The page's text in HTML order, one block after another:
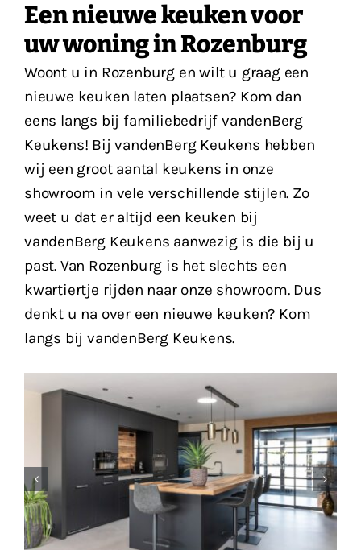
Een nieuwe keuken voor
uw woning in Rozenburg
Woont u in Rozenburg en wilt u graag een
nieuwe keuken laten plaatsen? Kom dan
eens langs bij familiebedrijf vandenBerg
Keukens! Bij vandenBerg Keukens hebben
wij een groot aantal keukens in onze
showroom in vele verschillende stijlen. Zo
weet u dat er altijd een keuken bij
vandenBerg Keukens aanwezig is die bij u
past. Van Rozenburg is het slechts een
kwartiertje rijden naar onze showroom. Dus
denkt u na over een nieuwe keuken? Kom
langs bij vandenBerg Keukens.